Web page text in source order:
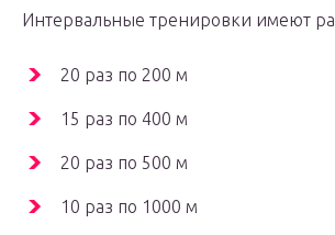
Интервальные тренировки имеют
20 раз по 200 м
15 раз по 400 м
20 раз по 500 м
10 раз по 1000 м